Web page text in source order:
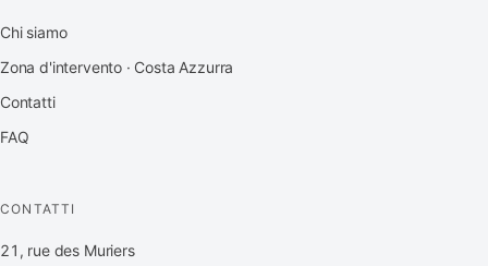
Chi siamo
Zona d'intervento · Costa Azzurra
Contatti
FAQ
CONTATTI
21, rue des Muriers